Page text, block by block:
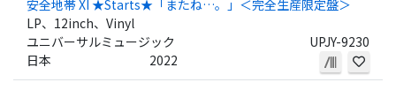
安全地帯 XI ★Starts★「またね…。」＜完全生産限定盤＞
LP、12inch、Vinyl
ユニバーサルミュージック
UPJY-9230
日本
2022